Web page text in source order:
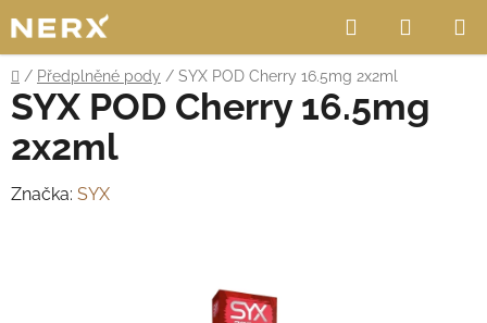
na
obsah
Hledat
KOŠÍK
Domů
/ Předplněné pody / SYX POD Cherry 16.5mg 2x2ml
SYX POD Cherry 16.5mg
2x2ml
Značka: SYX